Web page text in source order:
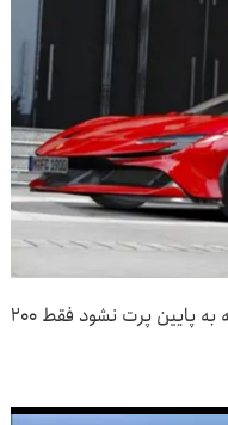
این راننده ایتالیایی برای اینکه از روی عرشه به پایین پرت نشود فقط ۲۰۰